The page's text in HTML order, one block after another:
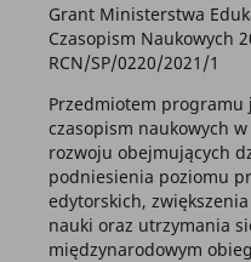
Grant Ministerstwa
Czasopism Naukowych
RCN/SP/0220/2021/1
Przedmiotem programu
czasopism naukowych
rozwoju obejmujących
podniesienia poziomu
edytorskich,
nauki oraz utrzymania
międzynarodowym